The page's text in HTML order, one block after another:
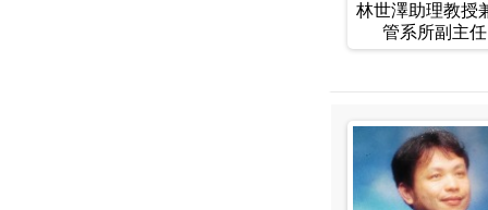
林世澤助理教授
管系所副主任